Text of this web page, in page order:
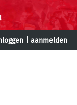
aanmelden